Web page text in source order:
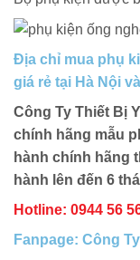
Địa chỉ mua phụ
giá rẻ tại Hà Nội
Công Ty Thiết Bị
chính hãng mẫu
hành chính hãng
hành lên đến 6
Hotline: 0944 56
Fanpage: Công